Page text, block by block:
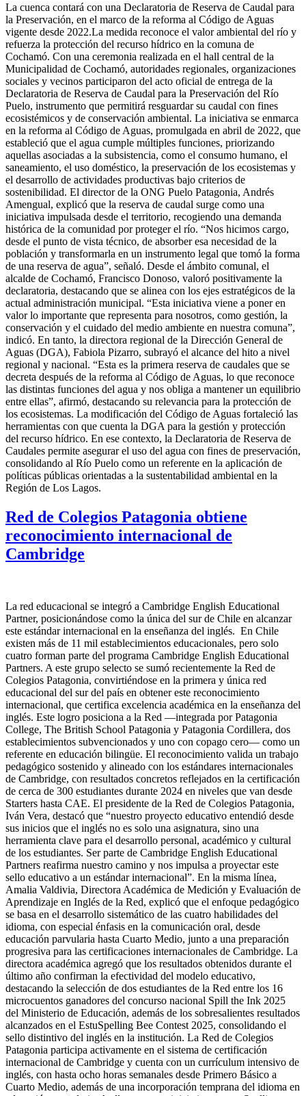
La cuenca contará con una Declaratoria de Reserva de Caudal para
la Preservación, en el marco de la reforma al Código de Aguas
vigente desde 2022.La medida reconoce el valor ambiental del río y
refuerza la protección del recurso hídrico en la comuna de
Cochamó. Con una ceremonia realizada en el hall central de la
Municipalidad de Cochamó, autoridades regionales, organizaciones
sociales y vecinos participaron del acto oficial de entrega de la
Declaratoria de Reserva de Caudal para la Preservación del Río
Puelo, instrumento que permitirá resguardar su caudal con fines
ecosistémicos y de conservación ambiental. La iniciativa se enmarca
en la reforma al Código de Aguas, promulgada en abril de 2022, que
estableció que el agua cumple múltiples funciones, priorizando
aquellas asociadas a la subsistencia, como el consumo humano, el
saneamiento, el uso doméstico, la preservación de los ecosistemas y
el desarrollo de actividades productivas bajo criterios de
sostenibilidad. El director de la ONG Puelo Patagonia, Andrés
Amengual, explicó que la reserva de caudal surge como una
iniciativa impulsada desde el territorio, recogiendo una demanda
histórica de la comunidad por proteger el río. “Nos hicimos cargo,
desde el punto de vista técnico, de absorber esa necesidad de la
población y transformarla en un instrumento legal que tomó la forma
de una reserva de agua”, señaló. Desde el ámbito comunal, el
alcalde de Cochamó, Francisco Donoso, valoró positivamente la
declaratoria, destacando que se alinea con los ejes estratégicos de la
actual administración municipal. “Esta iniciativa viene a poner en
valor lo importante que representa para nosotros, como gestión, la
conservación y el cuidado del medio ambiente en nuestra comuna”,
indicó. En tanto, la directora regional de la Dirección General de
Aguas (DGA), Fabiola Pizarro, subrayó el alcance del hito a nivel
regional y nacional. “Esta es la primera reserva de caudales que se
decreta después de la reforma al Código de Aguas, lo que reconoce
las distintas funciones del agua y nos obliga a mantener un equilibrio
entre ellas”, afirmó, destacando su relevancia para la protección de
los ecosistemas. La modificación del Código de Aguas fortaleció las
herramientas con que cuenta la DGA para la gestión y protección
del recurso hídrico. En ese contexto, la Declaratoria de Reserva de
Caudales permite asegurar el uso del agua con fines de preservación,
consolidando al Río Puelo como un referente en la aplicación de
políticas públicas orientadas a la sustentabilidad ambiental en la
Región de Los Lagos.
Red de Colegios Patagonia obtiene
reconocimiento internacional de
Cambridge
La red educacional se integró a Cambridge English Educational
Partner, posicionándose como la única del sur de Chile en alcanzar
este estándar internacional en la enseñanza del inglés. En Chile
existen más de 11 mil establecimientos educacionales, pero solo
cuatro forman parte del programa Cambridge English Educational
Partners. A este grupo selecto se sumó recientemente la Red de
Colegios Patagonia, convirtiéndose en la primera y única red
educacional del sur del país en obtener este reconocimiento
internacional, que certifica excelencia académica en la enseñanza del
inglés. Este logro posiciona a la Red —integrada por Patagonia
College, The British School Patagonia y Patagonia Cordillera, dos
establecimientos subvencionados y uno con copago cero— como un
referente en educación bilingüe. El reconocimiento valida un trabajo
pedagógico sostenido y alineado con los estándares internacionales
de Cambridge, con resultados concretos reflejados en la certificación
de cerca de 300 estudiantes durante 2024 en niveles que van desde
Starters hasta CAE. El presidente de la Red de Colegios Patagonia,
Iván Vera, destacó que “nuestro proyecto educativo entendió desde
sus inicios que el inglés no es solo una asignatura, sino una
herramienta clave para el desarrollo personal, académico y cultural
de los estudiantes. Ser parte de Cambridge English Educational
Partners reafirma nuestro camino y nos impulsa a proyectar este
sello educativo a un estándar internacional”. En la misma línea,
Amalia Valdivia, Directora Académica de Medición y Evaluación de
Aprendizaje en Inglés de la Red, explicó que el enfoque pedagógico
se basa en el desarrollo sistemático de las cuatro habilidades del
idioma, con especial énfasis en la comunicación oral, desde
educación parvularia hasta Cuarto Medio, junto a una preparación
progresiva para las certificaciones internacionales de Cambridge. La
directora académica agregó que los resultados obtenidos durante el
último año confirman la efectividad del modelo educativo,
destacando la selección de dos estudiantes de la Red entre los 16
microcuentos ganadores del concurso nacional Spill the Ink 2025
del Ministerio de Educación, además de los sobresalientes resultados
alcanzados en el EstuSpelling Bee Contest 2025, consolidando el
sello distintivo del inglés en la institución. La Red de Colegios
Patagonia participa activamente en el sistema de certificación
internacional de Cambridge y cuenta con un currículum intensivo de
inglés, con hasta ocho horas semanales desde Primero Básico a
Cuarto Medio, además de una incorporación temprana del idioma en